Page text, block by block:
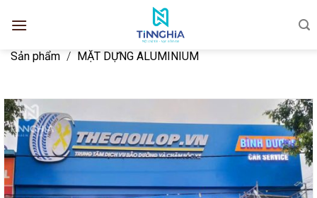
Sản phẩm / MẶT DỰNG ALUMINIUM